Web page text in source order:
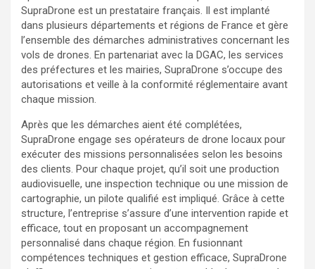
SupraDrone est un prestataire français. Il est implanté
dans plusieurs départements et régions de France et gère
l’ensemble des démarches administratives concernant les
vols de drones. En partenariat avec la DGAC, les services
des préfectures et les mairies, SupraDrone s’occupe des
autorisations et veille à la conformité réglementaire avant
chaque mission.
Après que les démarches aient été complétées,
SupraDrone engage ses opérateurs de drone locaux pour
exécuter des missions personnalisées selon les besoins
des clients. Pour chaque projet, qu’il soit une production
audiovisuelle, une inspection technique ou une mission de
cartographie, un pilote qualifié est impliqué. Grâce à cette
structure, l’entreprise s’assure d’une intervention rapide et
efficace, tout en proposant un accompagnement
personnalisé dans chaque région. En fusionnant
compétences techniques et gestion efficace, SupraDrone